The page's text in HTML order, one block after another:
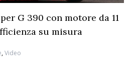
G 390 con motore da 11
su misura
,Video